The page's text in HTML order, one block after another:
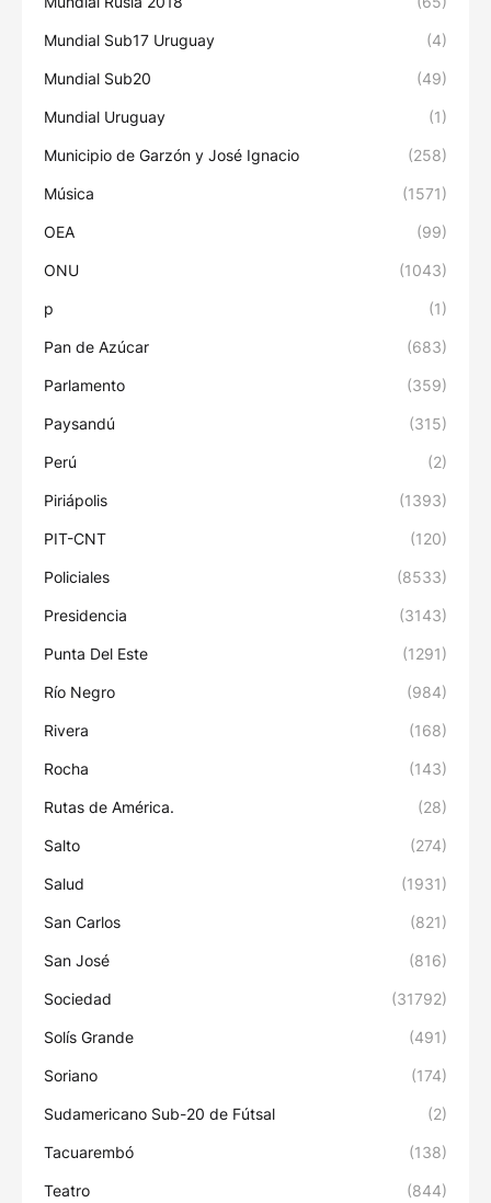
Mundial Sub17 Uruguay (4)
Mundial Sub20 (49)
Mundial Uruguay (1)
Municipio de Garzón y José Ignacio (258)
Música (1571)
OEA (99)
ONU (1043)
p (1)
Pan de Azúcar (683)
Parlamento (359)
Paysandú (315)
Perú (2)
Piriápolis (1393)
PIT-CNT (120)
Policiales (8533)
Presidencia (3143)
Punta Del Este (1291)
Río Negro (984)
Rivera (168)
Rocha (143)
Rutas de América. (28)
Salto (274)
Salud (1931)
San Carlos (821)
San José (816)
Sociedad (31792)
Solís Grande (491)
Soriano (174)
Sudamericano Sub-20 de Fútsal (2)
Tacuarembó (138)
Teatro (844)